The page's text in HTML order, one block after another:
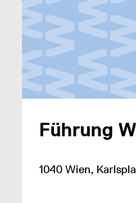
Führung
1040 Wien,